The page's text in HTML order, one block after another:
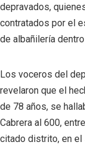
depravados,
contratados por el
de albañilería
Los voceros del
revelaron que el
de 78 años, se
Cabrera al 600,
citado distrito, en el